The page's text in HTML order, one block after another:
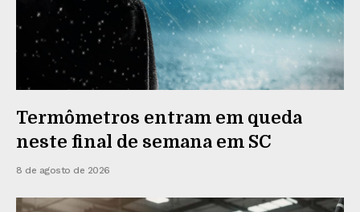
Termômetros entram em queda
neste final de semana em SC
8 de agosto de 2026